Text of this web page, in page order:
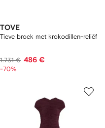
TOVE
Tieve broek met krokodillen-reliëf
1.731 € 486 €
-70%